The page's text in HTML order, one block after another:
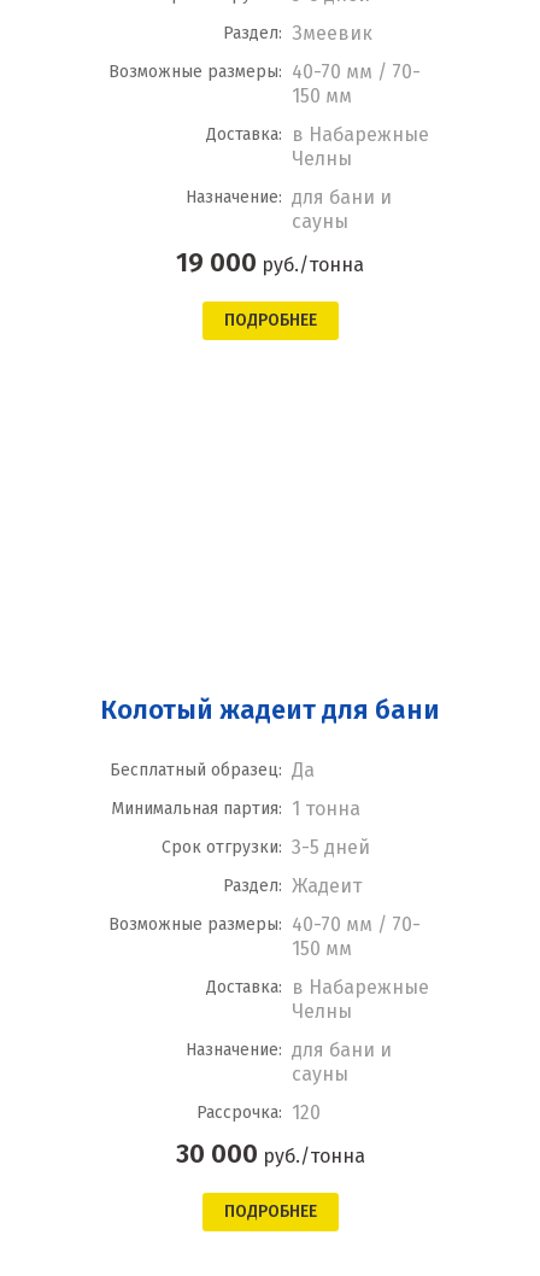
Раздел: Змеевик
Возможные размеры: 40-70 мм / 70-
150 мм
Доставка:
в Набарежные
Челны
Назначение: для бани и
сауны
19 000 руб./тонна
ПОДРОБНЕЕ
Колотый жадеит для бани
Бесплатный образец: Да
Минимальная партия: 1 тонна
Срок отгрузки: 3-5 дней
Раздел: Жадеит
Возможные размеры: 40-70 мм / 70-
150 мм
Доставка:
в Набарежные
Челны
Назначение: для бани и
сауны
Рассрочка: 120
30 000 руб./тонна
ПОДРОБНЕЕ